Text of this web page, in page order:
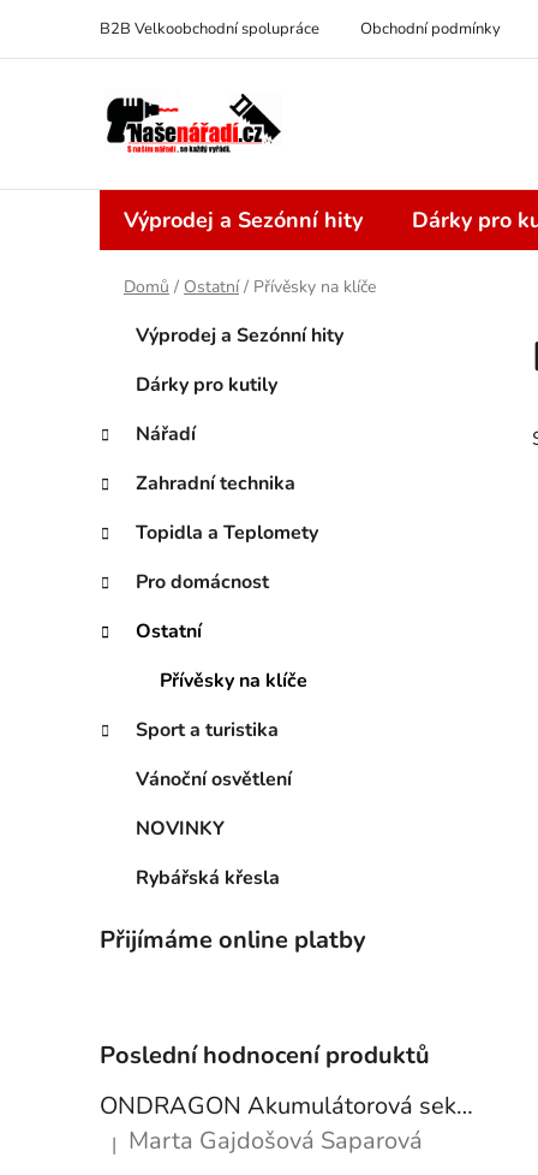
obsah
B2B Velkoobchodní spolupráce Obchodní podmínky
Výprodej a Sezónní hity Dárky pro
Domů / Ostatní / Přívěsky na klíče
t
r
a
n
í
a
l
Přeskočit
kategorie
g
r
e
Výprodej a Sezónní hity
Dárky pro kutily
Nářadí
Zahradní technika
Topidla a Teplomety
Pro domácnost
Ostatní
Přívěsky na klíče
Sport a turistika
Vánoční osvětlení
NOVINKY
Rybářská křesla
Přijímáme online platby
Poslední hodnocení produktů
ONDRAGON Akumulátorová sekačka 2v1 XXL 36 V – sada se 2 bateriemi, podvozkem a příslušenstvím
Hodnocení produktu je 5 z 5 hvězdiček.
| Marta Gajdošová Saparová